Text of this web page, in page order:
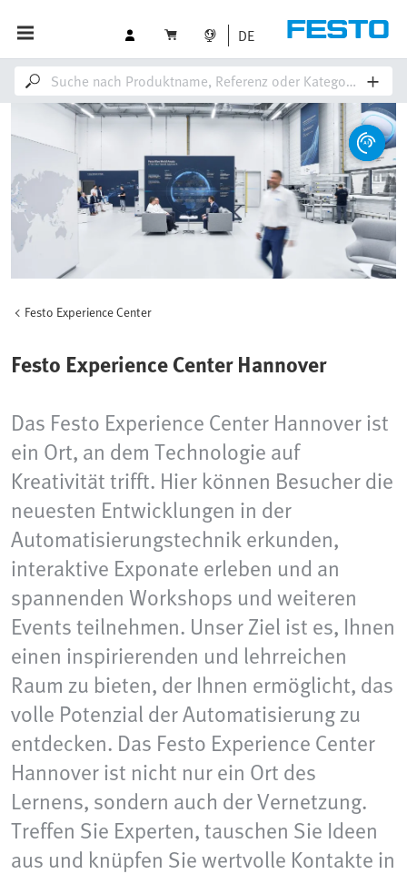
DE
Festo Experience Center
Festo Experience Center Hannover
Das Festo Experience Center Hannover ist
ein Ort, an dem Technologie auf
Kreativität trifft. Hier können Besucher die
neuesten Entwicklungen in der
Automatisierungstechnik erkunden,
interaktive Exponate erleben und an
spannenden Workshops und weiteren
Events teilnehmen. Unser Ziel ist es, Ihnen
einen inspirierenden und lehrreichen
Raum zu bieten, der Ihnen ermöglicht, das
volle Potenzial der Automatisierung zu
entdecken. Das Festo Experience Center
Hannover ist nicht nur ein Ort des
Lernens, sondern auch der Vernetzung.
Treffen Sie Experten, tauschen Sie Ideen
aus und knüpfen Sie wertvolle Kontakte in